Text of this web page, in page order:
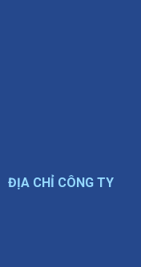
ĐỊA CHỈ CÔNG TY